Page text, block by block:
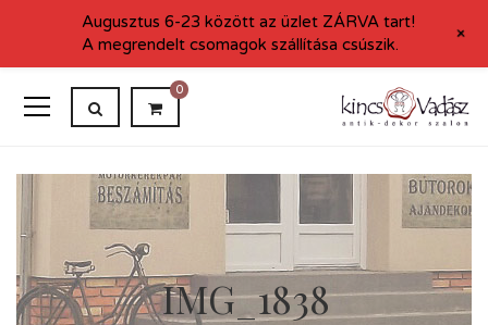
0
IMG_1838
Augusztus 6-23 között az üzlet ZÁRVA tart!
A megrendelt csomagok szállítása csúszik.
+